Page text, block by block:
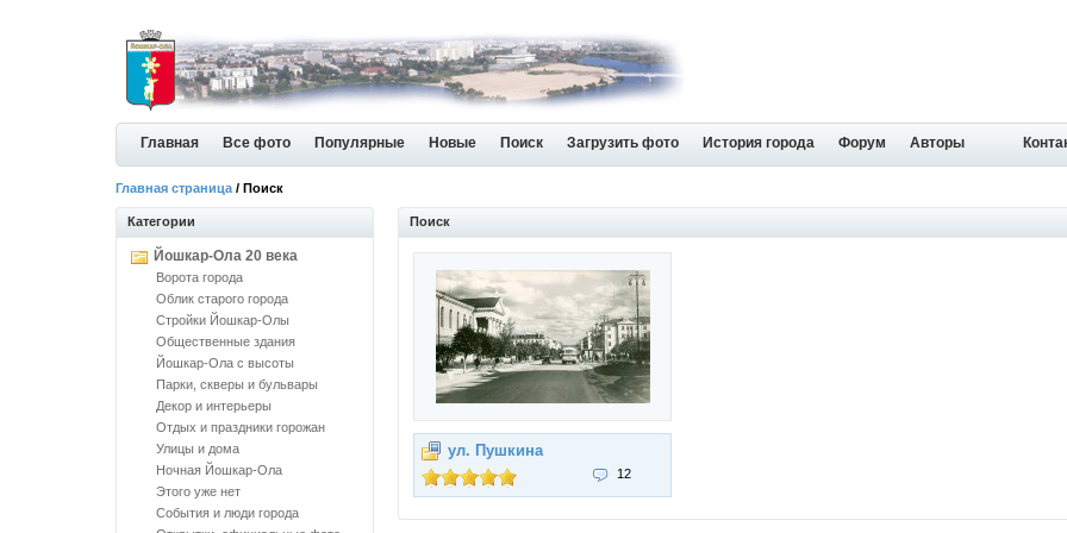
Главная Все фото Популярные Новые Поиск Загрузить фото История города Форум Авторы
Главная страница / Поиск
Категории
Йошкар-Ола 20 века
Ворота города
Облик старого города
Стройки Йошкар-Олы
Общественные здания
Йошкар-Ола с высоты
Парки, скверы и бульвары
Декор и интерьеры
Отдых и праздники горожан
Улицы и дома
Ночная Йошкар-Ола
Этого уже нет
События и люди города
Поиск
ул. Пушкина
12